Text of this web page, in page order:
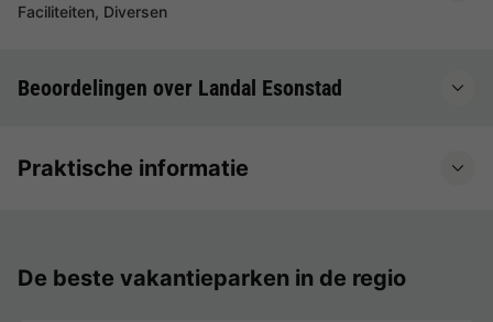
Faciliteiten, Diversen
Beoordelingen over Landal Esonstad
Praktische informatie
De beste vakantieparken in de regio